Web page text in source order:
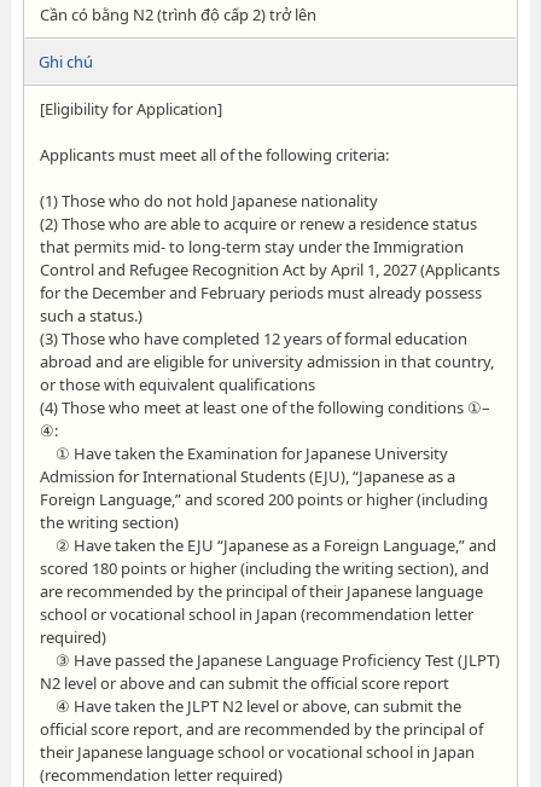
Cần có bằng N2 (trình độ cấp 2) trở lên
Ghi chú
[Eligibility for Application]
Applicants must meet all of the following criteria:
(1) Those who do not hold Japanese nationality
(2) Those who are able to acquire or renew a residence status
that permits mid- to long-term stay under the Immigration
Control and Refugee Recognition Act by April 1, 2027 (Applicants
for the December and February periods must already possess
such a status.)
(3) Those who have completed 12 years of formal education
abroad and are eligible for university admission in that country,
or those with equivalent qualifications
(4) Those who meet at least one of the following conditions ①–
④:
① Have taken the Examination for Japanese University
Admission for International Students (EJU), “Japanese as a
Foreign Language,” and scored 200 points or higher (including
the writing section)
② Have taken the EJU “Japanese as a Foreign Language,” and
scored 180 points or higher (including the writing section), and
are recommended by the principal of their Japanese language
school or vocational school in Japan (recommendation letter
required)
③ Have passed the Japanese Language Proficiency Test (JLPT)
N2 level or above and can submit the official score report
④ Have taken the JLPT N2 level or above, can submit the
official score report, and are recommended by the principal of
their Japanese language school or vocational school in Japan
(recommendation letter required)